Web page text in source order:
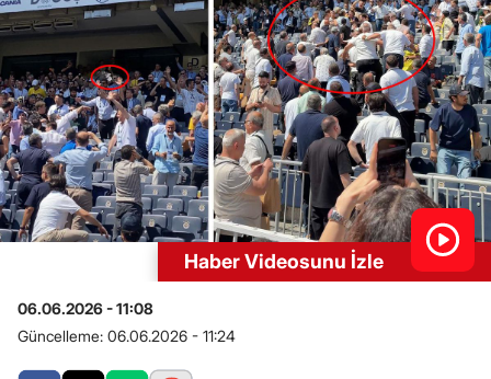
Haber Videosunu İzle
06.06.2026 - 11:08
Güncelleme: 06.06.2026 - 11:24